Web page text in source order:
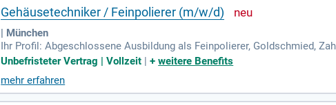
Gehäusetechniker / Feinpolierer (m/w/d)
| München
Ihr Profil: Abgeschlossene Ausbildung als Feinpolierer, Goldschmied,
ker (m/w/d) oder in einem vergleichbaren Handwerksberuf; Präzision
Unbefristeter Vertrag | Vollzeit |+weitere Benefits
mehr erfahren